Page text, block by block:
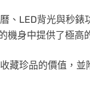
、LED背光與秒錶
機身中提供了極高
藏珍品的價值，